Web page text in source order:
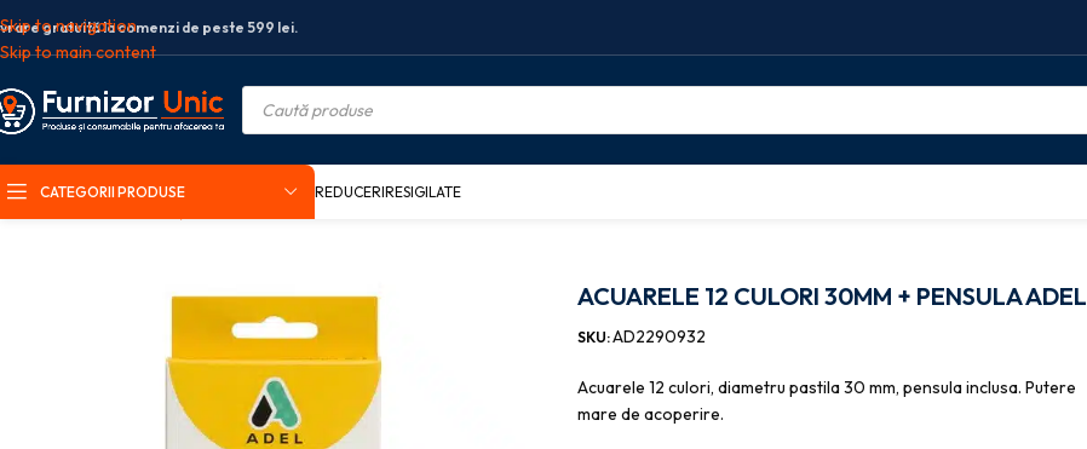
Skip to navigation
Skip to main content
gratuită la comenzi de peste 599 lei.
CATEGORII PRODUSE REDUCERIRESIGILATE
ACUARELE 12 CULORI 30MM + PENSULA ADEL
SKU:AD2290932
Acuarele 12 culori, diametru pastila 30 mm, pensula inclusa. Putere
mare de acoperire.